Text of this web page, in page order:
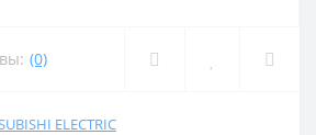
(0)
ELECTRIC